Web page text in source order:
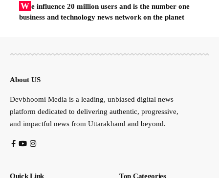
W e influence 20 million users and is the number one
business and technology news network on the planet
About US
Devbhoomi Media is a leading, unbiased digital news
platform dedicated to delivering authentic, progressive,
and impactful news from Uttarakhand and beyond.
Quick Link Top Categories